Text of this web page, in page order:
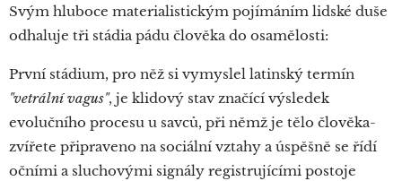
Svým hluboce materialistickým pojímáním lidské duše
odhaluje tři stádia pádu člověka do osamělosti:
První stádium, pro něž si vymyslel latinský termín
"vetrální vagus", je klidový stav značící výsledek
evolučního procesu u savců, při němž je tělo člověka-
zvířete připraveno na sociální vztahy a úspěšně se řídí
očními a sluchovými signály registrujícími postoje